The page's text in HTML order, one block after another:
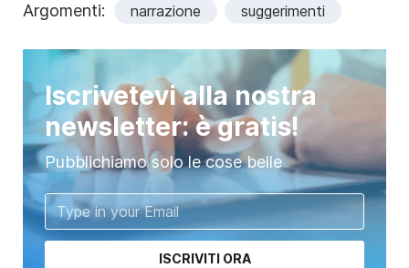
Argomenti: narrazione suggerimenti
Iscrivetevi alla nostra
newsletter: è gratis!
Pubblichiamo solo le cose belle
ISCRIVITI ORA